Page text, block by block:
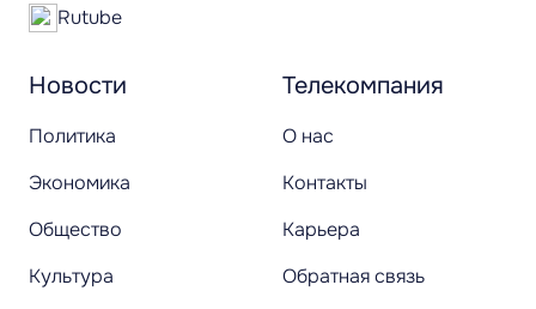
Новости
Политика
Экономика
Общество
Культура
Телекомпания
О нас
Контакты
Карьера
Обратная связь
Rutube